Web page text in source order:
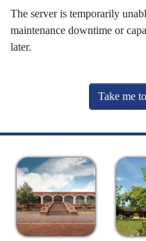
The server is temporarily
maintenance downtime or
later.
Take me